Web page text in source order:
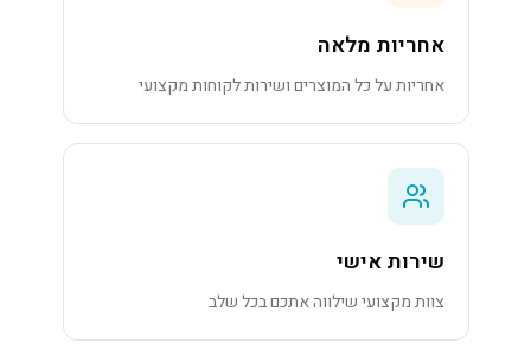
אחריות מלאה
אחריות על כל המוצרים ושירות לקוחות מקצועי
שירות אישי
צוות מקצועי שילווה אתכם בכל שלב